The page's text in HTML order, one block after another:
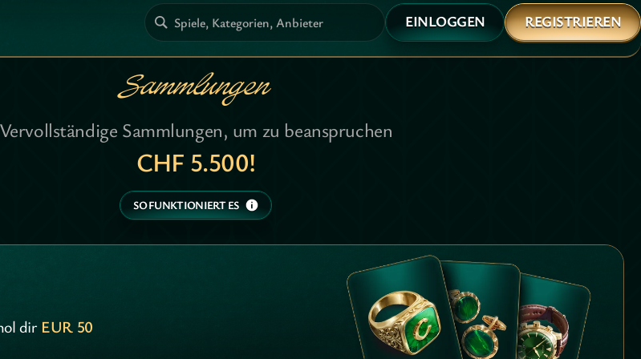
Spiele, Kategorien, Anbieter EINLOGGEN REGISTRIEREN
Sammlungen
Vervollständige Sammlungen, um zu beanspruchen
CHF 5.500!
SO FUNKTIONIERT ES
dir EUR 50